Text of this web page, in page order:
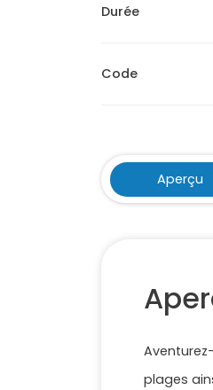
Durée
Code
Aperçu
plages